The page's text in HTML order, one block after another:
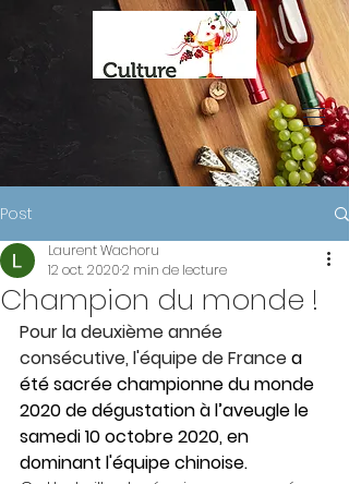
Post
Champion du monde !
Laurent Wachoru
12 oct. 20202 min de lecture
Pour la deuxième année
consécutive, l'équipe de France a
été sacrée championne du monde
2020 de dégustation à l’aveugle le
samedi 10 octobre 2020, en
dominant l'équipe chinoise.